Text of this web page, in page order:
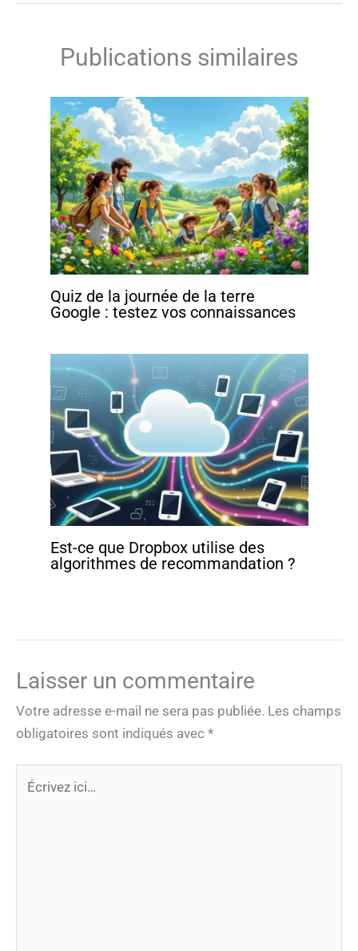
Publications similaires
Quiz de la journée de la terre
Google : testez vos connaissances
Est-ce que Dropbox utilise des
algorithmes de recommandation ?
Laisser un commentaire
Votre adresse e-mail ne sera pas publiée. Les champs
obligatoires sont indiqués avec *